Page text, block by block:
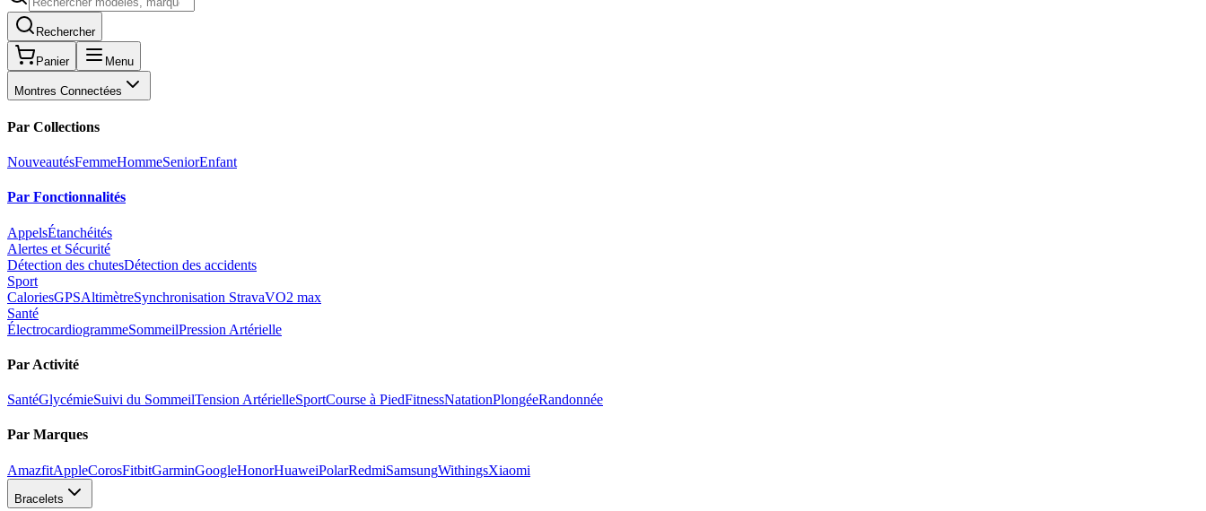
Rechercher
Panier Menu
Montres Connectées
Par Collections
NouveautésFemmeHommeSeniorEnfant
Par Fonctionnalités
AppelsÉtanchéités
Alertes et Sécurité
Détection des chutesDétection des accidents
Sport
CaloriesGPSAltimètreSynchronisation StravaVO2 max
Santé
ÉlectrocardiogrammeSommeilPression Artérielle
Par Activité
SantéGlycémieSuivi du SommeilTension ArtérielleSportCourse à PiedFitnessNatationPlongéeRandonnée
Par Marques
AmazfitAppleCorosFitbitGarminGoogleHonorHuaweiPolarRedmiSamsungWithingsXiaomi
Bracelets